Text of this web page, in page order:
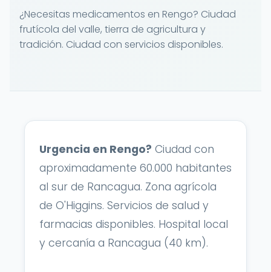
¿Necesitas medicamentos en Rengo? Ciudad
frutícola del valle, tierra de agricultura y
tradición. Ciudad con servicios disponibles.
Urgencia en Rengo? Ciudad con
aproximadamente 60.000 habitantes
al sur de Rancagua. Zona agrícola
de O'Higgins. Servicios de salud y
farmacias disponibles. Hospital local
y cercanía a Rancagua (40 km).